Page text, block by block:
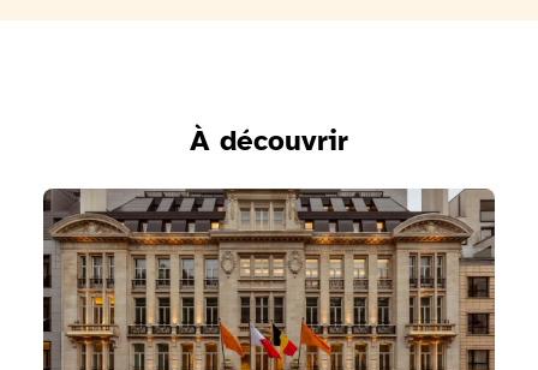
À découvrir
Voir Corinthia Grand Hotel Astoria